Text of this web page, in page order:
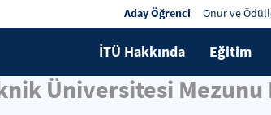
Aday Öğrenci Onur ve
İTÜ Hakkında Eğitim
Üniversitesi Mezunu